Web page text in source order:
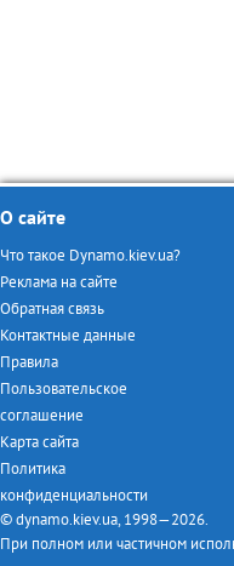
О сайте
Что такое Dynamo.kiev.ua?
Реклама на сайте
Обратная связь
Контактные данные
Правила
Пользовательское
соглашение
Карта сайта
Политика
конфиденциальности
© dynamo.kiev.ua, 1998—2026.
При полном или частичном